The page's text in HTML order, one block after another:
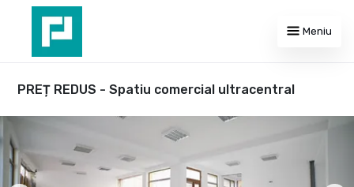
Meniu
PREȚ REDUS - Spatiu comercial ultracentral